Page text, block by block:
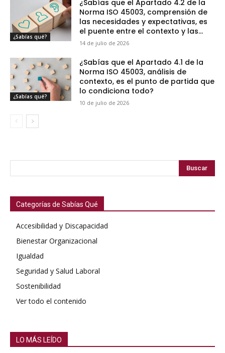
¿Sabías qué?
¿Sabías que el Apartado 4.2 de la
Norma ISO 45003, comprensión de
las necesidades y expectativas, es
el puente entre el contexto y las...
14 de julio de 2026
¿Sabías qué?
¿Sabías que el Apartado 4.1 de la
Norma ISO 45003, análisis de
contexto, es el punto de partida que
lo condiciona todo?
10 de julio de 2026
Buscar
Categorías de Sabías Qué
Accesibilidad y Discapacidad
Bienestar Organizacional
Igualdad
Seguridad y Salud Laboral
Sostenibilidad
Ver todo el contenido
LO MÁS LEÍDO